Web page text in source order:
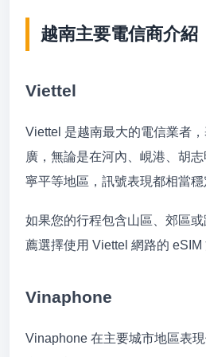
越南主要電信商介紹
Viettel
Viettel 是越南最大的電信業者
廣，無論是在河內、峴港、胡志
寧平等地區，訊號表現都相當穩
如果您的行程包含山區、郊區
薦選擇使用 Viettel 網路的 eSIM
Vinaphone
Vinaphone 在主要城市地區表